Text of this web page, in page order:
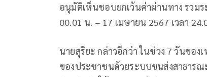
อนุมัติเห็นชอบยกเว้นค่าผ่านทาง รวมร
00.01 น. – 17 เมษายน 2567 เวลา
นายสุริยะ กล่าวอีกว่า ในช่วง 7 วันขอ
ของประชาชนด้วยระบบขนส่งสาธาร